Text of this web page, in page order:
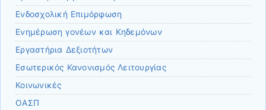
Ενδοσχολική Επιμόρφωση
Ενημέρωση γονέων και Κηδεμόνων
Εργαστήρια Δεξιοτήτων
Εσωτερικός Κανονισμός Λειτουργίας
Κοινωνικές
ΟΑΣΠ